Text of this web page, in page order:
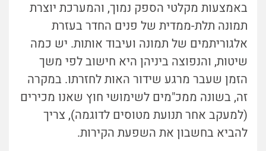
באמצעות מקלטי הספק נמוך, והמערכת יוצרת
תמונה תלת-ממדית של פנים החדר בעזרת
אלגוריתמים של תמונה ועיבוד אותות. יש כמה
שיטות, והנפוצה ביניהן היא חישוב לפי משך
הזמן שעבר מרגע שידור האות לחזרתו. במקרה
זה, בשונה ממכ"מים לשימושי חוץ שאנו מכירים
(למעקב אחר תנועת מטוסים לדוגמה), צריך
להביא בחשבון את השפעת הקירות.